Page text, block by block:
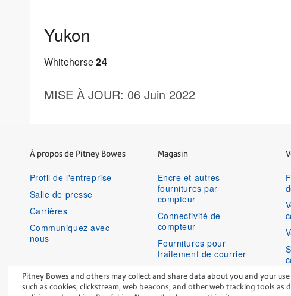
Pitney Bowes and others may collect and share data about you and your
such as cookies, clickstream, web beacons, and other web tracking tools as
Yukon
Whitehorse24
MISE À JOUR: 06 Juin 2022
À propos de Pitney Bowes
Profil de l'entreprise
Salle de presse
Carrières
Communiquez avec
nous
Magasin
Encre et autres
fournitures par
compteur
Connectivité de
compteur
Fournitures pour
traitement de courrier
Historique de
commandes et renvois